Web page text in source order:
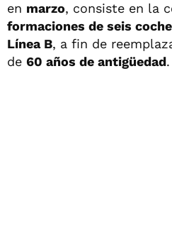
en marzo, consiste en la
formaciones de seis
Línea B, a fin de
de 60 años de antigüedad.